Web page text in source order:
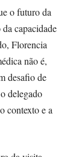
o futuro da
capacidade
Florencia
não é,
desafio de
delegado
contexto e a